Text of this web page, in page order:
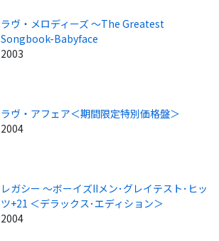
ラヴ・メロディーズ ～The Greatest
Songbook-Babyface
2003
ラヴ・アフェア＜期間限定特別価格盤＞
2004
レガシー ～ボーイズIIメン･グレイテスト･ヒッ
ツ+21 ＜デラックス･エディション＞
2004